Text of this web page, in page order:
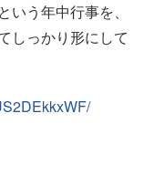
う年中行事を、
しっかり形にして